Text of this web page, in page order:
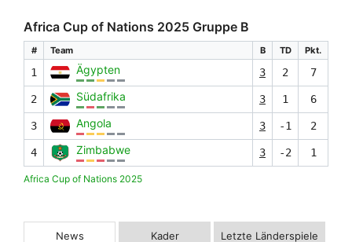
Africa Cup of Nations 2025 Gruppe B
# Team B TD Pkt.
1 Ägypten 3 2 7
2 Südafrika 3 1 6
3 Angola 3 -1 2
4 Zimbabwe 3 -2 1
Africa Cup of Nations 2025
News Kader Letzte Länderspiele